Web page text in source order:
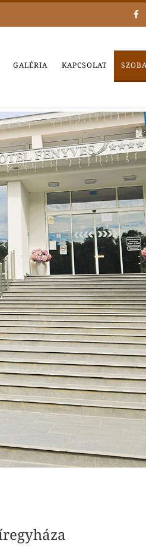
GALÉRIA KAPCSOLAT